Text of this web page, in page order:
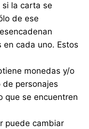
la carta se
de ese
cada uno. Estos
monedas y/o
personajes
que se encuentren
puede cambiar